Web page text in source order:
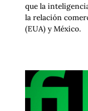
que la
la relación
(EUA) y México.